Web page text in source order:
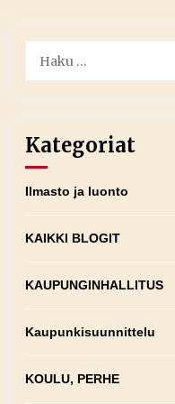
Kategoriat
Ilmasto ja luonto
KAIKKI BLOGIT
KAUPUNGINHALLITUS
Kaupunkisuunnittelu
KOULU, PERHE